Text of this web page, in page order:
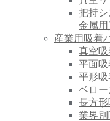
把持シ
金属
産業用吸着
真空
平面吸
平形吸
ベロー
長方形
業界別